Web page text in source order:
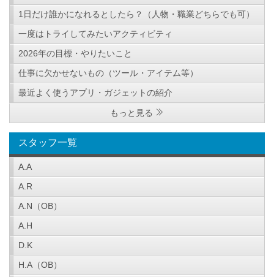
1日だけ誰かになれるとしたら？（人物・職業どちらでも可）
一度はトライしてみたいアクティビティ
2026年の目標・やりたいこと
仕事に欠かせないもの（ツール・アイテム等）
最近よく使うアプリ・ガジェットの紹介
もっと見る
スタッフ一覧
A.A
A.R
A.N（OB）
A.H
D.K
H.A（OB）